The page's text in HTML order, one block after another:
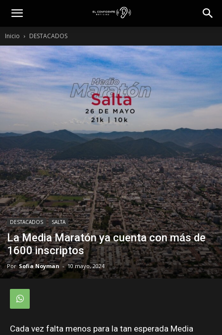
Inicio DESTACADOS
DESTACADOS SALTA
La Media Maratón ya cuenta con más de
1600 inscriptos
Por Sofia Noyman - 10 mayo, 2024
Cada vez falta menos para la tan esperada Media